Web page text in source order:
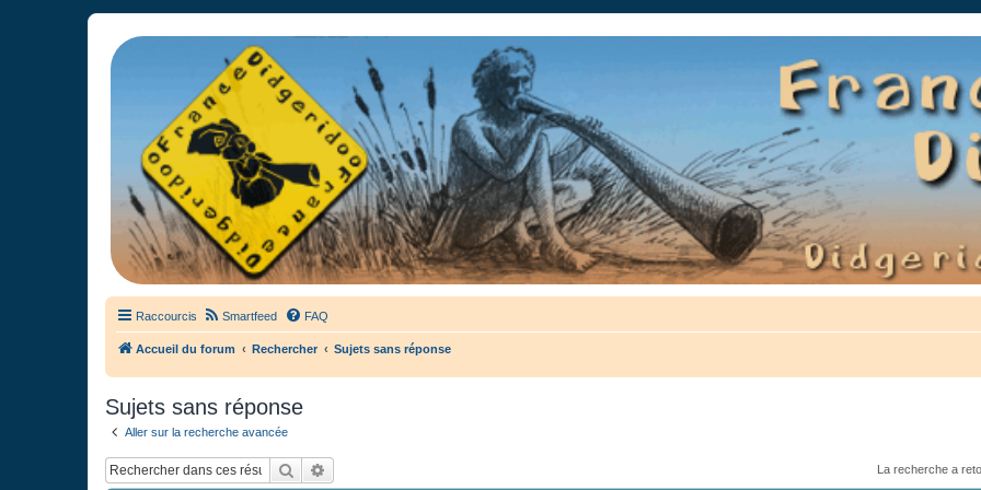
France Didgeridoo
Didgeridoo et Guimbarde sur France Didgeridoo - retrouvez la communauté.
Raccourcis Smartfeed FAQ
Accueil du forum Rechercher Sujets sans réponse
Sujets sans réponse
Aller sur la recherche avancée
Rechercher La recherche a